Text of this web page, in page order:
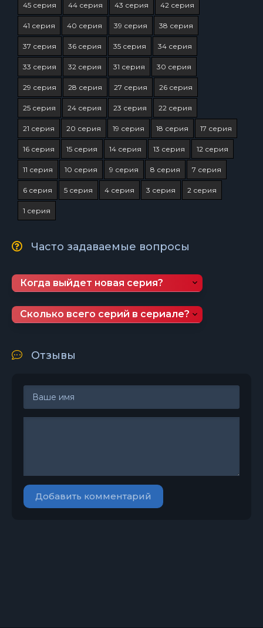
45 серия 44 серия 43 серия 42 серия
41 серия 40 серия 39 серия 38 серия
37 серия 36 серия 35 серия 34 серия
33 серия 32 серия 31 серия 30 серия
29 серия 28 серия 27 серия 26 серия
25 серия 24 серия 23 серия 22 серия
21 серия 20 серия 19 серия 18 серия 17 серия
16 серия 15 серия 14 серия 13 серия 12 серия
11 серия 10 серия 9 серия 8 серия 7 серия
6 серия 5 серия 4 серия 3 серия 2 серия
1 серия
Часто задаваемые вопросы
Когда выйдет новая серия?
Сколько всего серий в сериале?
Отзывы
Добавить комментарий